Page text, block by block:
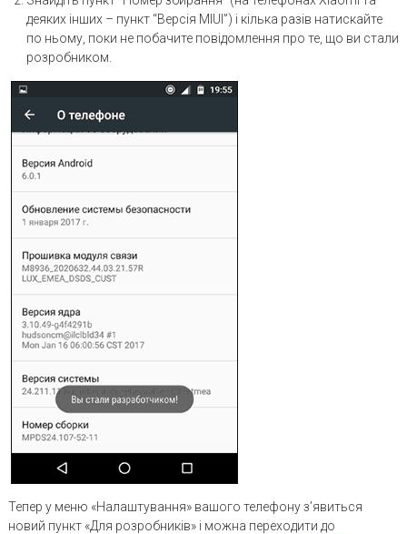
деяких інших – пункт “Версія MIUI”) і кілька разів натискайте
по ньому, поки не побачите повідомлення про те, що ви стали
розробником.
Тепер у меню «Налаштування» вашого телефону з’явиться
новий пункт «Для розробників» і можна переходити до